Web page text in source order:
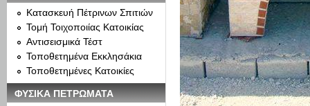
Κατασκευή Πέτρινων Σπιτιών
Τομή Τοιχοποιίας Κατοικίας
Αντισεισμικά Τέστ
Τοποθετημένα Εκκλησάκια
Τοποθετημένες Κατοικίες
ΦΥΣΙΚΑ ΠΕΤΡΩΜΑΤΑ